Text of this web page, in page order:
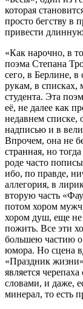
которая
просто бегству в
привести
«Как нарочно, в
поэма Степана
сего, в Берлине,
рукам, в списках,
студента. Эта
её, не далее как
недавнем списке,
надписью и в
Впрочем, она не
странная, но
роде часто
ибо, по правде,
аллегория, в
вторую часть
потом хором
хором душ, еще
пожить. Все эти
большею частию о
юмора. Но сцена
«Праздник
является
словами, и даже,
минерал, то есть